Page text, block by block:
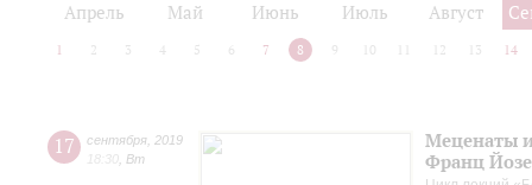
Апрель Май Июнь Июль Август
1 2 3 4 5 6 7 8 9 10 12 13 14
17 сентября 2019
18:30 Вт
Меценаты
Франц